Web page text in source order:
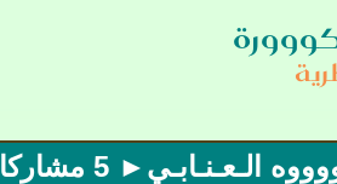
5 مشاركات = وسامين►